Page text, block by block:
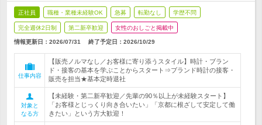
正社員 職種・業種未経験OK 急募 転勤なし 学歴不問
完全週休2日制 第二新卒歓迎 女性のおしごと掲載中
情報更新日：2026/07/31 終了予定日： 2026/10/29
仕事内容
【販売ノルマなし／お客様に寄り添うスタイル】時計・ブラン
ド・接客の基本を学ぶことからスタート⇒ブランド時計の接客・
販売を担当★基本定時退社
対象と
なる方
【未経験・第二新卒歓迎／先輩の90％以上が未経験スタート】
「お客様とじっくり向き合いたい」「京都に根ざして安定して働
きたい」という方大歓迎！